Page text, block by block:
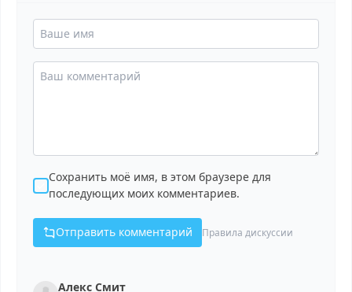
Сохранить моё имя, в этом браузере для
последующих моих комментариев.
Отправить комментарий Правила дискуссии
Алекс Смит